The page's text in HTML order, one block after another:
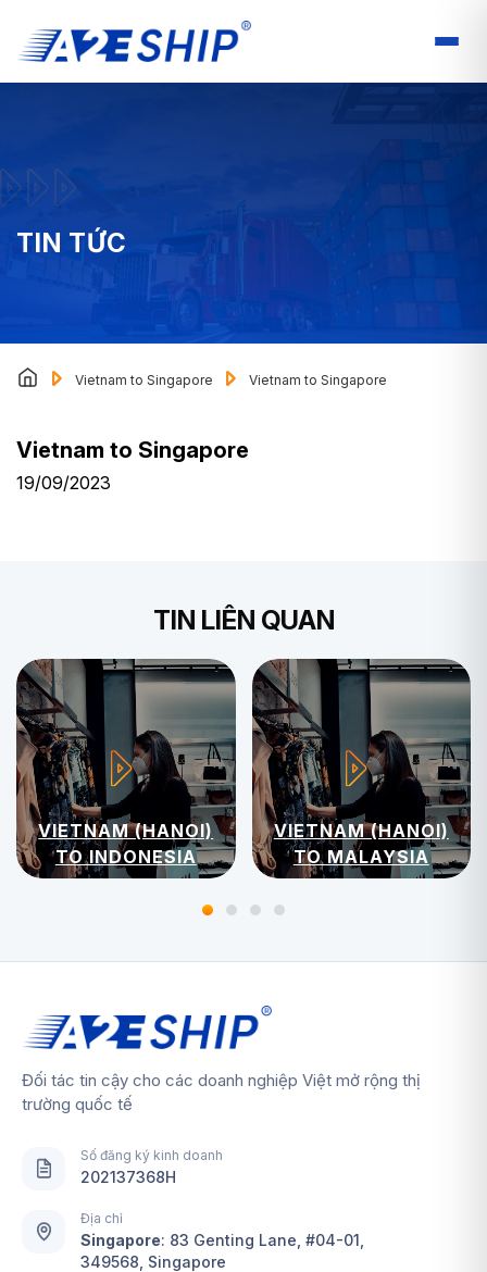
TIN TỨC
Vietnam to Singapore Vietnam to Singapore
Vietnam to Singapore
19/09/2023
TIN LIÊN QUAN
VIETNAM (HANOI)
TO INDONESIA
VIETNAM (HANOI)
TO MALAYSIA
Đối tác tin cậy cho các doanh nghiệp Việt mở rộng thị
trường quốc tế
Số đăng ký kinh doanh
202137368H
Địa chỉ
Singapore: 83 Genting Lane, #04-01,
349568, Singapore